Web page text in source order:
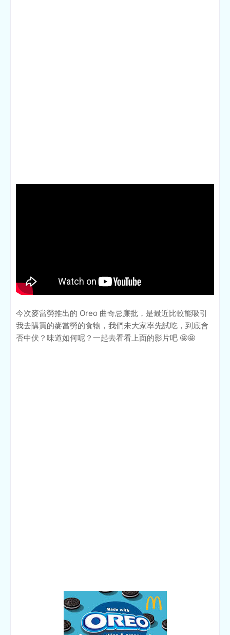
今次麥當勞推出的 Oreo 曲奇忌廉批，是最近比較能吸引
我去購買的麥當勞的食物，我們未大家率先試吃，到底會
否中伏？味道如何呢？一起去看看上面的影片吧 🤩🤩